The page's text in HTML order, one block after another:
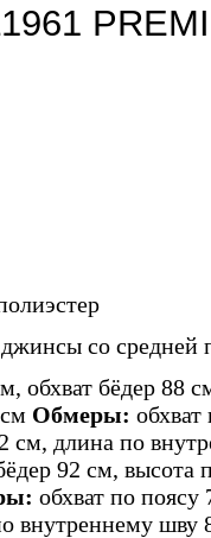
со средней
обхват бёдер 88
Обмеры:
см, длина по
92 см,
обхват по поясу
внутреннему шву